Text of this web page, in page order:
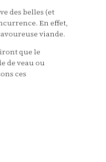
des belles (et
En effet,
viande.
que le
de veau ou
ces